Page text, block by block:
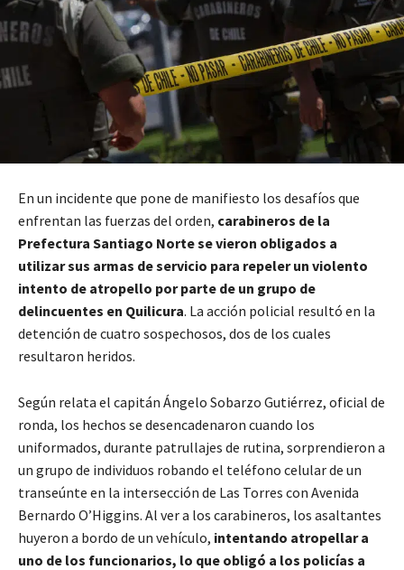
En un incidente que pone de manifiesto los desafíos que
enfrentan las fuerzas del orden, carabineros de la
Prefectura Santiago Norte se vieron obligados a
utilizar sus armas de servicio para repeler un violento
intento de atropello por parte de un grupo de
delincuentes en Quilicura. La acción policial resultó en la
detención de cuatro sospechosos, dos de los cuales
resultaron heridos.
Según relata el capitán Ángelo Sobarzo Gutiérrez, oficial de
ronda, los hechos se desencadenaron cuando los
uniformados, durante patrullajes de rutina, sorprendieron a
un grupo de individuos robando el teléfono celular de un
transeúnte en la intersección de Las Torres con Avenida
Bernardo O’Higgins. Al ver a los carabineros, los asaltantes
huyeron a bordo de un vehículo, intentando atropellar a
uno de los funcionarios, lo que obligó a los policías a